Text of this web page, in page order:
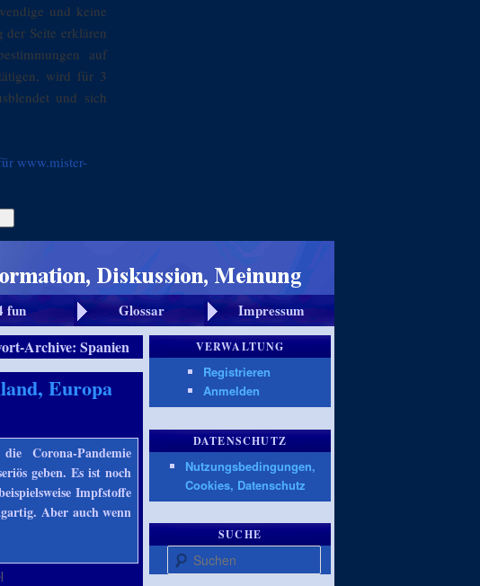
und keine
Seite erklären
auf
wird für 3
und sich
www.mister-
fun Glossar
Impressum
Archive:Spanien
Europa
Corona-Pandemie
geben. Es ist noch
Impfstoffe
Aber auch wenn
VERWALTUNG
Registrieren
Anmelden
DATENSCHUTZ
Nutzungsbedingungen,
Cookies, Datenschutz
SUCHE
Suchen